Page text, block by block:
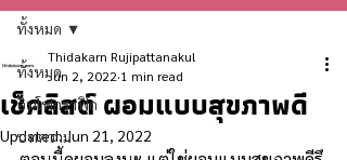
ทั้งหมด
อินโฟกราฟิก
บทความ
ทั้งหมด
เช็คลิสต์ ผอมแบบสุขภาพดี
Thidakarn Rujipattanakul
Jun 2, 2022 1 min read
Updated:Jun 21, 2022